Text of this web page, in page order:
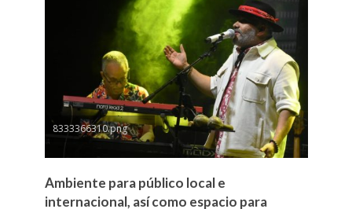
8333366310.png
Ambiente para público local e
internacional, así como espacio para